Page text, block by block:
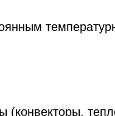
(конвекторы,